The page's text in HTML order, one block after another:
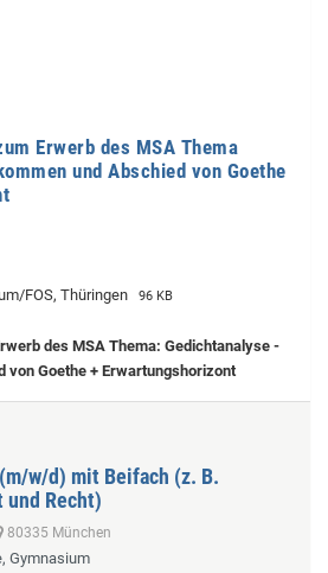
Erwerb des MSA Thema
und Abschied von Goethe
FOS, Thüringen 96 KB
des MSA Thema: Gedichtanalyse -
von Goethe + Erwartungshorizont
w/d) mit Beifach (z. B.
und Recht)
80335 München
Gymnasium